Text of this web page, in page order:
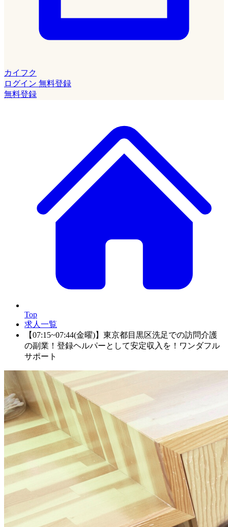
カイフク
ログイン 無料登録
無料登録
Top
求人一覧
【07:15~07:44(金曜)】東京都目黒区洗足での訪問介護
の副業！登録ヘルパーとして安定収入を！ワンダフル
サポート